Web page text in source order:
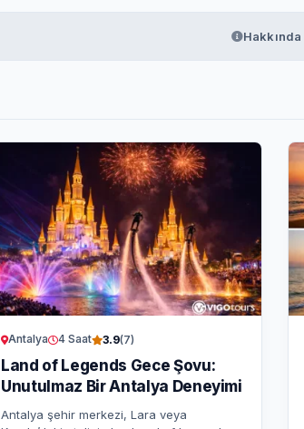
Hakkında
Antalya 4 Saat 3.9(7)
Land of Legends Gece Şovu:
Unutulmaz Bir Antalya Deneyimi
Antalya şehir merkezi, Lara veya